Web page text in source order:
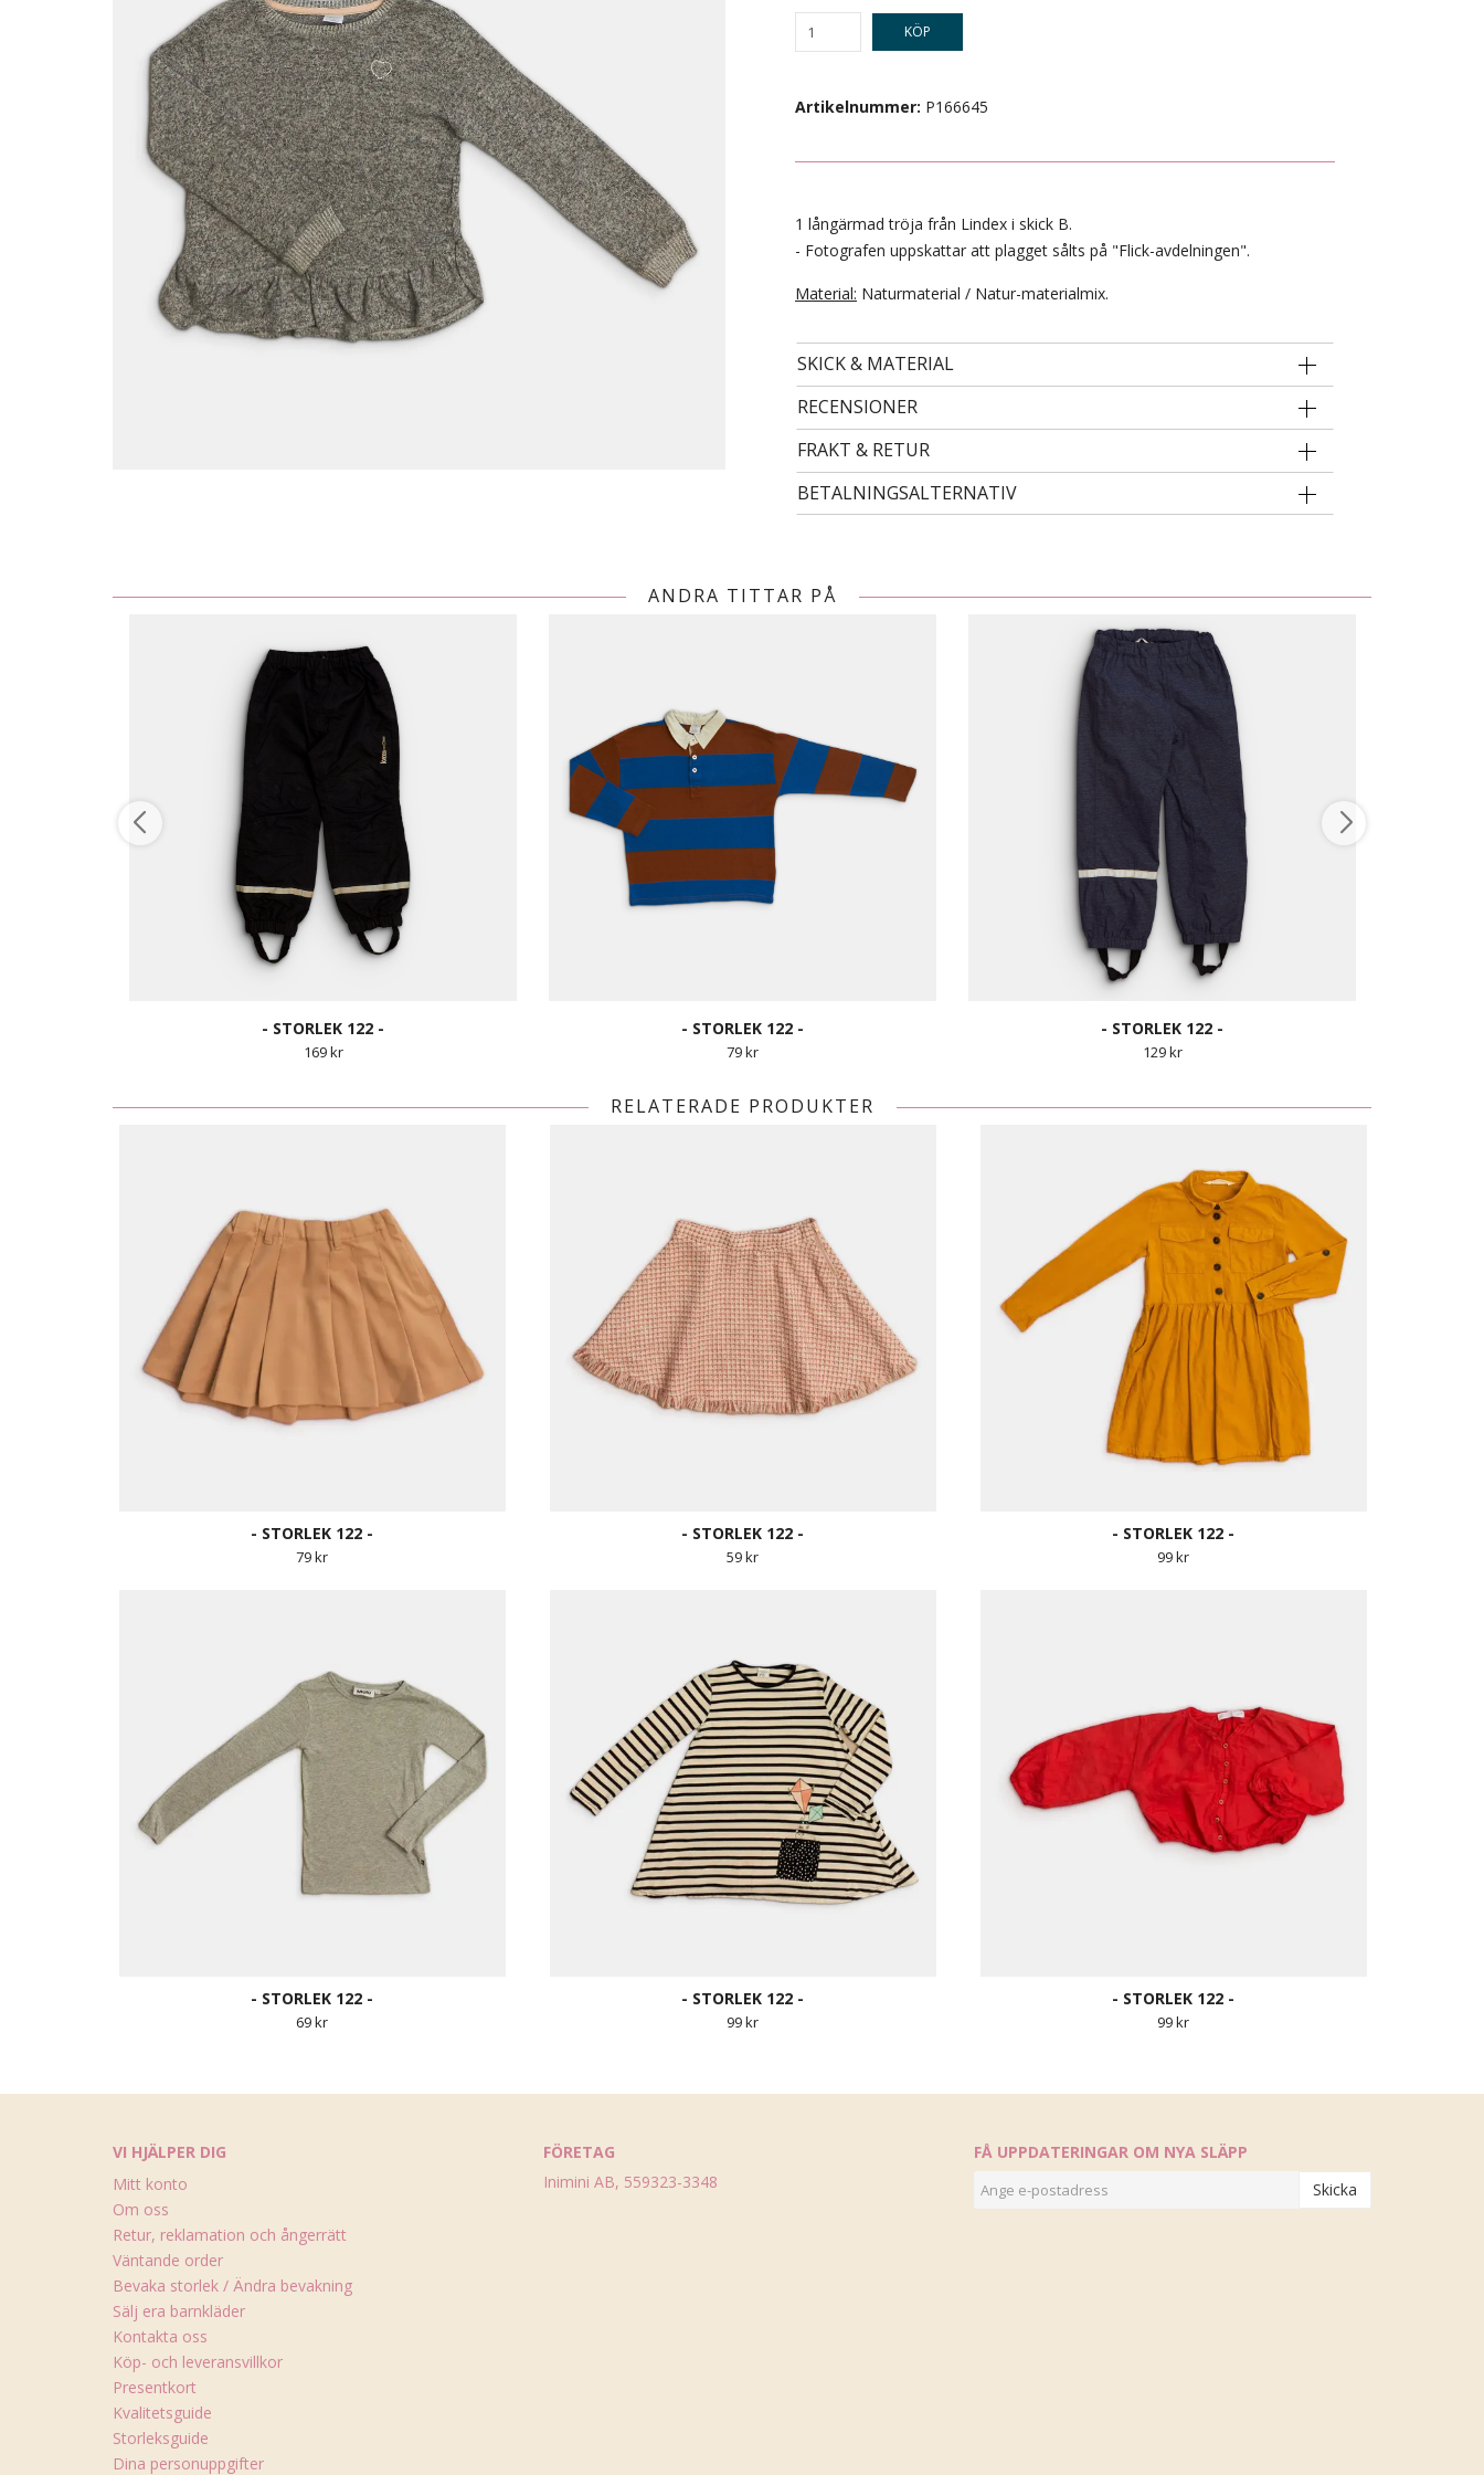
KÖP
Artikelnummer: P166645
1 långärmad tröja från Lindex i skick B.
- Fotografen uppskattar att plagget sålts på "Flick-avdelningen".
Material: Naturmaterial / Natur-materialmix.
SKICK & MATERIAL
RECENSIONER
FRAKT & RETUR
BETALNINGSALTERNATIV
ANDRA TITTAR PÅ
- STORLEK 122 -
169 kr
- STORLEK 122 -
79 kr
- STORLEK 122 -
129 kr
RELATERADE PRODUKTER
- STORLEK 122 -
79 kr
- STORLEK 122 -
59 kr
- STORLEK 122 -
99 kr
- STORLEK 122 -
69 kr
- STORLEK 122 -
99 kr
- STORLEK 122 -
99 kr
VI HJÄLPER DIG
Mitt konto
Om oss
Retur, reklamation och ångerrätt
Väntande order
Bevaka storlek / Ändra bevakning
Sälj era barnkläder
Kontakta oss
Köp- och leveransvillkor
Presentkort
Kvalitetsguide
Storleksguide
Dina personuppgifter
FÖRETAG
Inimini AB, 559323-3348
FÅ UPPDATERINGAR OM NYA SLÄPP
Skicka